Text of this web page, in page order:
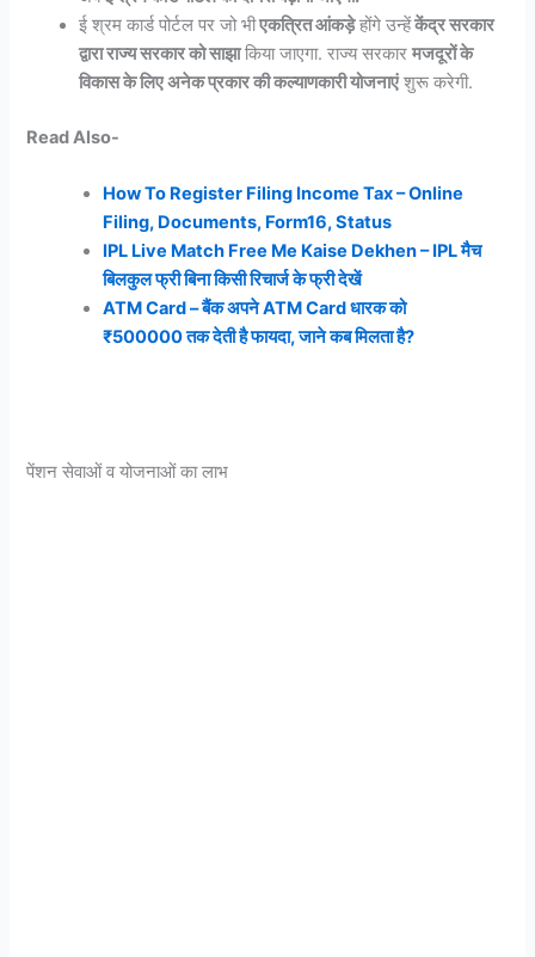
ई श्रम कार्ड पोर्टल पर जो भीएकत्रित आंकड़ेहोंगे उन्हेंकेंद्र सरकार
द्वारा राज्य सरकार को साझाकिया जाएगा. राज्य सरकारमजदूरों के
विकास के लिए अनेक प्रकार की कल्याणकारी योजनाएंशुरू करेगी.
Read Also-
How To Register Filing Income Tax – Online
Filing, Documents, Form16, Status
IPL Live Match Free Me Kaise Dekhen – IPL मैच
बिलकुल फ्री बिना किसी रिचार्ज के फ्री देखें
ATM Card – बैंक अपने ATM Card धारक को
₹500000 तक देती है फायदा, जाने कब मिलता है?
पेंशन सेवाओं व योजनाओं का लाभ